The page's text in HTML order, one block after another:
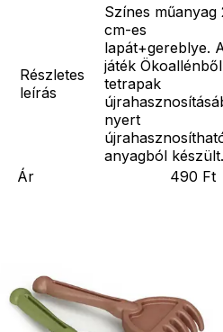
Részletes
leírás
Színes műanyag
cm-es
lapát+gereblye.
játék
tetrapak
nyert
anyagból készült.
Ár
490 Ft
forinttól
- Személyes átvétel:
ingyenesen